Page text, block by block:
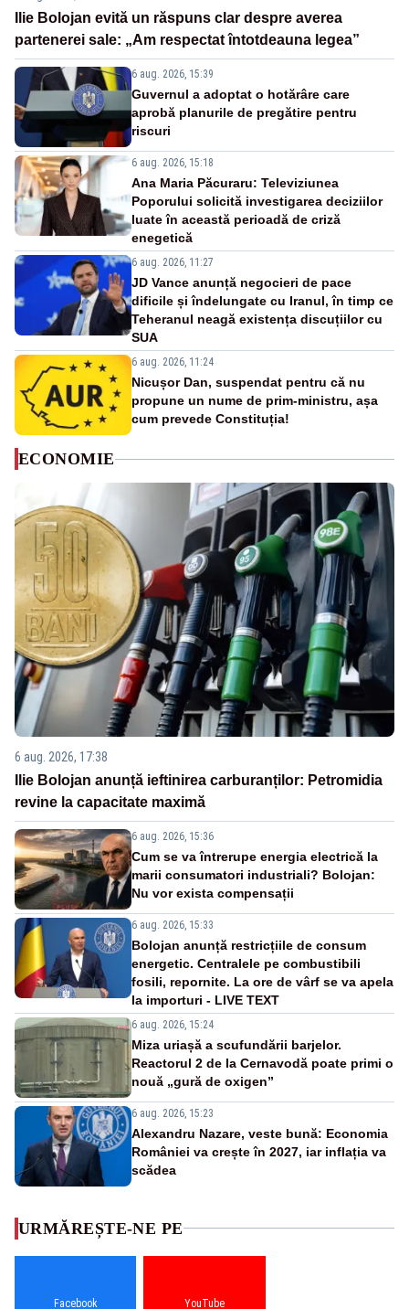
Ilie Bolojan evită un răspuns clar despre averea
partenerei sale: „Am respectat întotdeauna legea”
6 aug. 2026, 15:39
Guvernul a adoptat o hotărâre care
aprobă planurile de pregătire pentru
riscuri
6 aug. 2026, 15:18
Ana Maria Păcuraru: Televiziunea
Poporului solicită investigarea deciziilor
luate în această perioadă de criză
enegetică
6 aug. 2026, 11:27
JD Vance anunță negocieri de pace
dificile și îndelungate cu Iranul, în timp ce
Teheranul neagă existența discuțiilor cu
SUA
6 aug. 2026, 11:24
Nicușor Dan, suspendat pentru că nu
propune un nume de prim-ministru, așa
cum prevede Constituția!
ECONOMIE
6 aug. 2026, 17:38
Ilie Bolojan anunță ieftinirea carburanților: Petromidia
revine la capacitate maximă
6 aug. 2026, 15:36
Cum se va întrerupe energia electrică la
marii consumatori industriali? Bolojan:
Nu vor exista compensații
6 aug. 2026, 15:33
Bolojan anunță restricțiile de consum
energetic. Centralele pe combustibili
fosili, repornite. La ore de vârf se va apela
la importuri - LIVE TEXT
6 aug. 2026, 15:24
Miza uriașă a scufundării barjelor.
Reactorul 2 de la Cernavodă poate primi o
nouă „gură de oxigen”
6 aug. 2026, 15:23
Alexandru Nazare, veste bună: Economia
României va crește în 2027, iar inflația va
scădea
URMĂREȘTE-NE PE
Facebook YouTube